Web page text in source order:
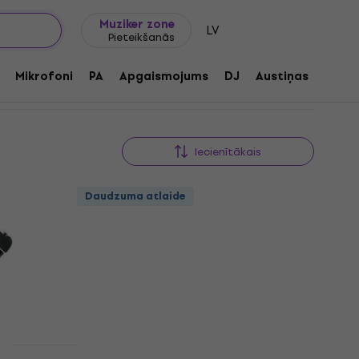
Muziker zone
Pieteikšanās LV
Mikrofoni PA Apgaismojums DJ Austiņas
Iecienītākais
Daudzuma atlaide